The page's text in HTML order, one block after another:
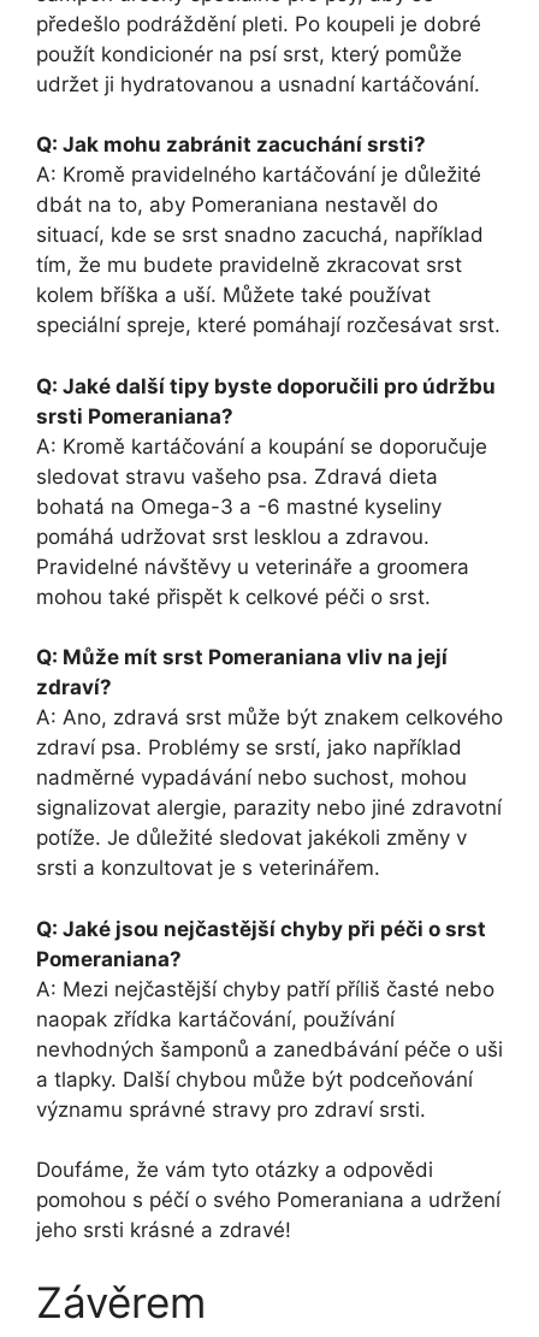
předešlo podráždění pleti. Po koupeli je dobré
použít kondicionér na psí srst, který pomůže
udržet ji hydratovanou a usnadní kartáčování.
Q: Jak mohu zabránit zacuchání srsti?
A: Kromě pravidelného kartáčování je důležité
dbát na to, aby Pomeraniana nestavěl do
situací, kde se srst snadno zacuchá, například
tím, že mu budete pravidelně zkracovat srst
kolem bříška a uší. Můžete také používat
speciální spreje, které pomáhají rozčesávat srst.
Q: Jaké další tipy byste doporučili pro údržbu
srsti Pomeraniana?
A: Kromě kartáčování a koupání se doporučuje
sledovat stravu vašeho psa. Zdravá dieta
bohatá na Omega-3 a -6 mastné kyseliny
pomáhá udržovat srst lesklou a zdravou.
Pravidelné návštěvy u veterináře a groomera
mohou také přispět k celkové péči o srst.
Q: Může mít srst Pomeraniana vliv na její
zdraví?
A: Ano, zdravá srst může být znakem celkového
zdraví psa. Problémy se srstí, jako například
nadměrné vypadávání nebo suchost, mohou
signalizovat alergie, parazity nebo jiné zdravotní
potíže. Je důležité sledovat jakékoli změny v
srsti a konzultovat je s veterinářem.
Q: Jaké jsou nejčastější chyby při péči o srst
Pomeraniana?
A: Mezi nejčastější chyby patří příliš časté nebo
naopak zřídka kartáčování, používání
nevhodných šamponů a zanedbávání péče o uši
a tlapky. Další chybou může být podceňování
významu správné stravy pro zdraví srsti.
Doufáme, že vám tyto otázky a odpovědi
pomohou s péčí o svého Pomeraniana a udržení
jeho srsti krásné a zdravé!
Závěrem